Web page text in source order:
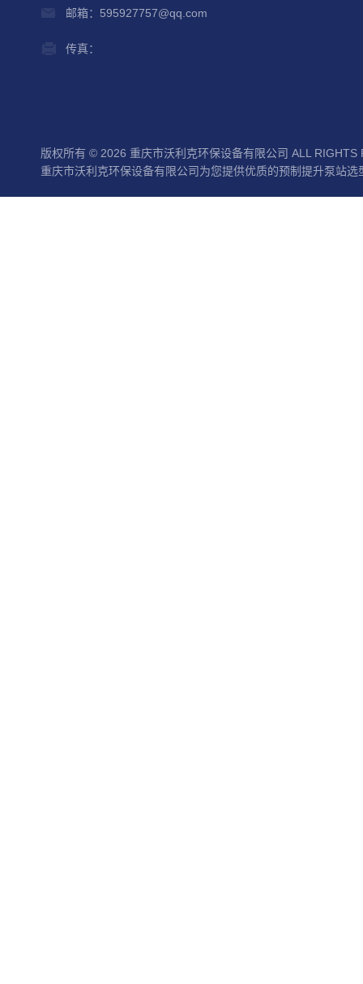
邮箱：595927757@qq.com
传真：
版权所有 © 2026 重庆市沃利克环保设备有限公司 ALL RIGHTS
重庆市沃利克环保设备有限公司为您提供优质的预制提升泵站选